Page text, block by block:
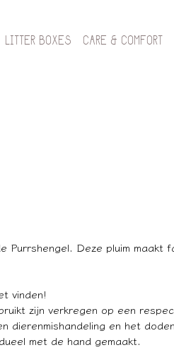
LITTER BOXES CARE & COMFORT
Purrshengel. Deze pluim maakt
vinden!
zijn verkregen op een
dierenmishandeling en het
met de hand gemaakt.